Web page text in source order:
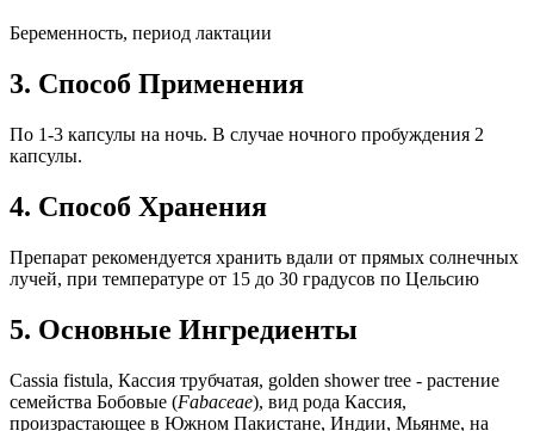
Беременность, период лактации
3. Способ Применения
По 1-3 капсулы на ночь. В случае ночного пробуждения 2
капсулы.
4. Способ Хранения
Препарат рекомендуется хранить вдали от прямых солнечных
лучей, при температуре от 15 до 30 градусов по Цельсию
5. Основные Ингредиенты
Cassia fistula, Кассия трубчатая, golden shower tree - растение
семейства Бобовые (Fabaceae), вид рода Кассия,
произрастающее в Южном Пакистане, Индии, Мьянме, на